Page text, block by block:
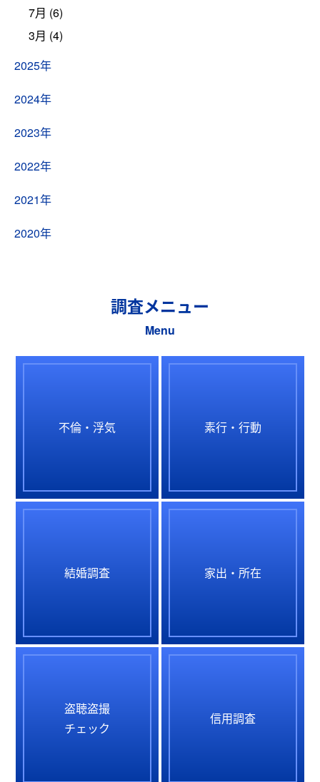
7月 (6)
3月 (4)
2025年
2024年
2023年
2022年
2021年
2020年
調査メニュー
Menu
不倫・浮気 素行・行動
結婚調査 家出・所在
盗聴盗撮
チェック
信用調査